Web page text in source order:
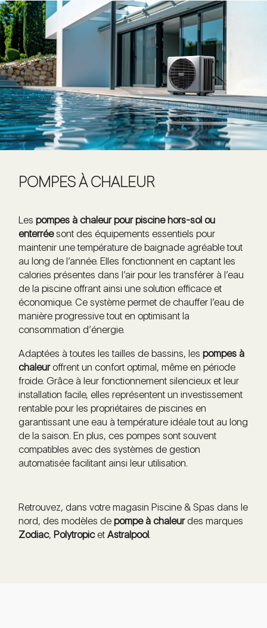
POMPES À CHALEUR
Lespompes à chaleur pour piscine hors-sol ou
enterréesont des équipements essentiels pour
maintenir une température de baignade agréable tout
au long de l’année. Elles fonctionnent en captant les
calories présentes dans l’air pour les transférer à l’eau
de la piscine offrant ainsi une solution efficace et
économique. Ce système permet de chauffer l’eau de
manière progressive tout en optimisant la
consommation d’énergie.
Adaptées à toutes les tailles de bassins, lespompes à
chaleuroffrent un confort optimal, même en période
froide. Grâce à leur fonctionnement silencieux et leur
installation facile, elles représentent un investissement
rentable pour les propriétaires de piscines en
garantissant une eau à température idéale tout au long
de la saison. En plus, ces pompes sont souvent
compatibles avec des systèmes de gestion
automatisée facilitant ainsi leur utilisation.
Retrouvez, dans votre magasin Piscine & Spas dans le
nord, des modèles depompe à chaleurdes marques
Zodiac, PolytropicetAstralpool.